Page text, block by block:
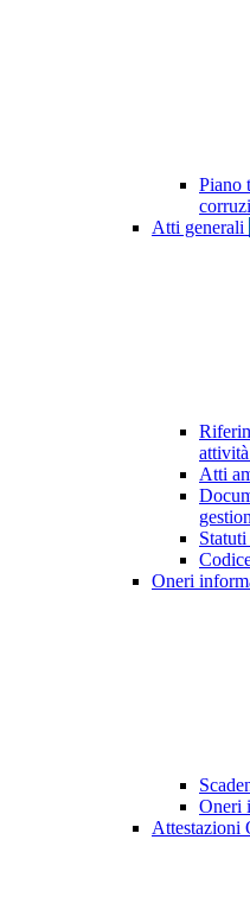
Piano
Atti generali
attività
Atti
Oneri
Oneri
Attestazioni